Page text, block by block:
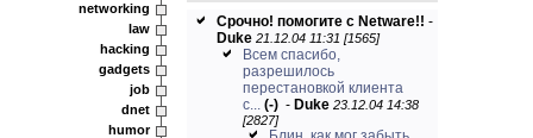
networking
law
hacking
gadgets
job
dnet
humor
Срочно! помогите с Netware!! -
Duke 21.12.04 11:31 [1565]
Всем спасибо,
разрешилось
перестановкой клиента
с... (-) - Duke 23.12.04 14:38
[2827]